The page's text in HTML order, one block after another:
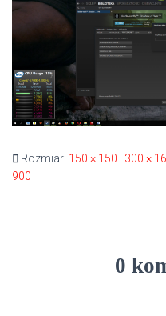
Rozmiar: 150 × 150 300 ×
900
0